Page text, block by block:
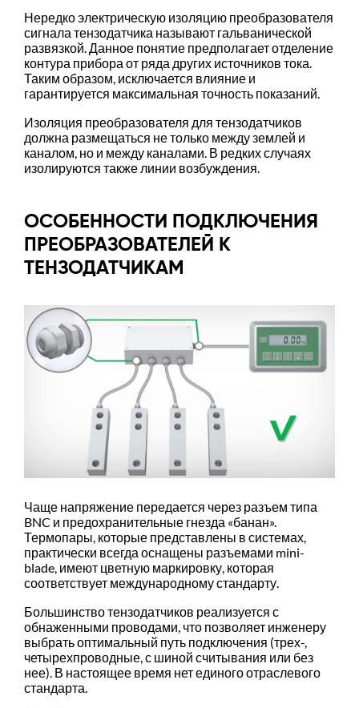
Нередко электрическую изоляцию преобразователя
сигнала тензодатчика называют гальванической
развязкой. Данное понятие предполагает отделение
контура прибора от ряда других источников тока.
Таким образом, исключается влияние и
гарантируется максимальная точность показаний.
Изоляция преобразователя для тензодатчиков
должна размещаться не только между землей и
каналом, но и между каналами. В редких случаях
изолируются также линии возбуждения.
ОСОБЕННОСТИ ПОДКЛЮЧЕНИЯ
ПРЕОБРАЗОВАТЕЛЕЙ К
ТЕНЗОДАТЧИКАМ
Чаще напряжение передается через разъем типа
BNC и предохранительные гнезда «банан».
Термопары, которые представлены в системах,
практически всегда оснащены разъемами mini-
blade, имеют цветную маркировку, которая
соответствует международному стандарту.
Большинство тензодатчиков реализуется с
обнаженными проводами, что позволяет инженеру
выбрать оптимальный путь подключения (трех-,
четырехпроводные, с шиной считывания или без
нее). В настоящее время нет единого отраслевого
стандарта.